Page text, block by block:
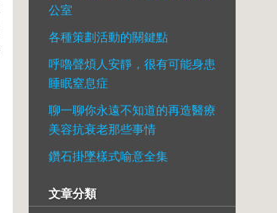
公室
各種策劃活動的關鍵點
呼嚕聲煩人安靜，很有可能身患
睡眠窒息症
聊一聊你永遠不知道的再造醫療
美容抗衰老那些事情
鑽石掛墜樣式喻意全集
文章分類